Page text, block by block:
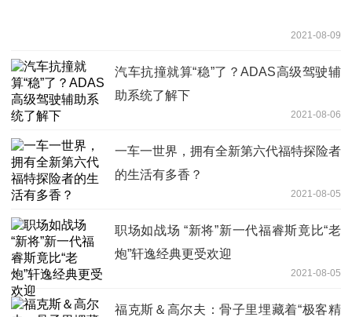
2021-08-09
汽车抗撞就算“稳”了？ADAS高级驾驶辅
助系统了解下
2021-08-06
一车一世界，拥有全新第六代福特探险者
的生活有多香？
2021-08-05
职场如战场 “新将”新一代福睿斯竟比“老
炮”轩逸经典更受欢迎
2021-08-05
福克斯＆高尔夫：骨子里埋藏着“极客精